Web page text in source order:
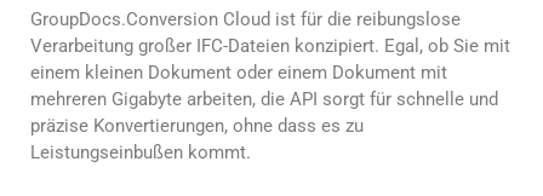
GroupDocs.Conversion Cloud ist für die reibungslose
Verarbeitung großer IFC-Dateien konzipiert. Egal, ob Sie mit
einem kleinen Dokument oder einem Dokument mit
mehreren Gigabyte arbeiten, die API sorgt für schnelle und
präzise Konvertierungen, ohne dass es zu
Leistungseinbußen kommt.